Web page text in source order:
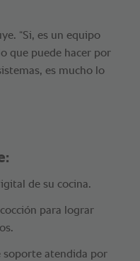
“Si, es un equipo
que puede hacer por
es mucho lo
de su cocina.
para lograr
soporte atendida por